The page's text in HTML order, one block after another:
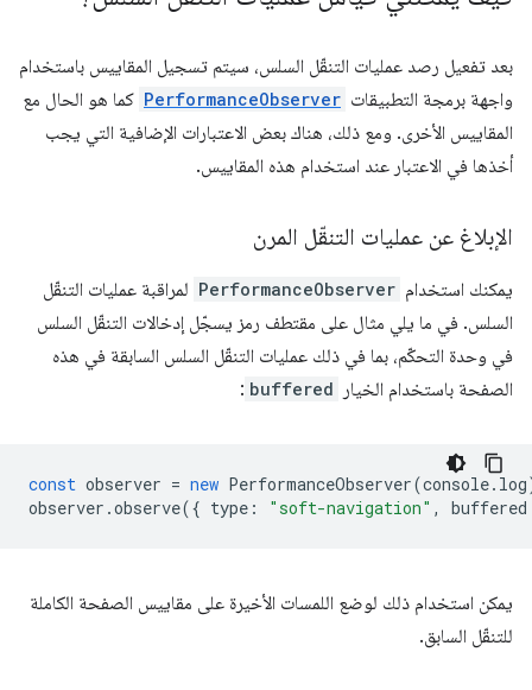
بعد تفعيل رصد عمليات التنقّل السلس، سيتم تسجيل المقاييس باستخدام
واجهة برمجة التطبيقات PerformanceObserver كما هو الحال مع
المقاييس الأخرى. ومع ذلك، هناك بعض الاعتبارات الإضافية التي يجب
أخذها في الاعتبار عند استخدام هذه المقاييس.
الإبلاغ عن عمليات التنقّل المرن
يمكنك استخدام PerformanceObserver لمراقبة عمليات التنقّل
السلس. في ما يلي مثال على مقتطف رمز يسجّل إدخالات التنقّل السلس
في وحدة التحكّم، بما في ذلك عمليات التنقّل السلس السابقة في هذه
الصفحة باستخدام الخيار
buffered
:
const observer = new PerformanceObserver(console. log
observer .observe({ type : "soft-navigation" , buffered
يمكن استخدام ذلك لوضع اللمسات الأخيرة على مقاييس الصفحة الكاملة
للتنقّل السابق.